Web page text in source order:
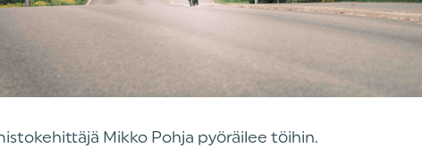
Mikko Pohja pyöräilee töihin.